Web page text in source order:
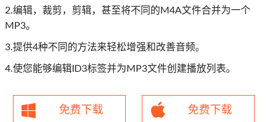
2.编辑，裁剪，剪辑，甚至将不同的M4A文件合并为一个
MP3。
3.提供4种不同的方法来轻松增强和改善音频。
4.使您能够编辑ID3标签并为MP3文件创建播放列表。
免费下载 免费下载